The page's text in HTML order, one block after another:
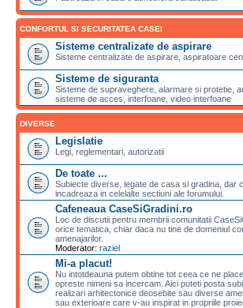
CONFORTUL SI SECURITATEA CASEI
Sisteme centralizate de aspirare
Sisteme centralizate de aspirare, aspiratoare
Sisteme de siguranta
Sisteme de supraveghere, alarmare si protetie,
sisteme de acces, interfoane, video interfoane
DIVERSE
Legislatie
Legi, reglementari, autorizatii
De toate ...
Subiecte diverse, legate de casa si gradina, dar
incadreaza in celelalte sectiuni ale forumului.
Cafeneaua CaseSiGradini.ro
Loc de discutii pentru membrii comunitatii
orice tematica, chiar daca nu tine de domeniul
amenajarilor.
Moderator: raziel
Mi-a placut!
Nu intotdeauna putem obtine tot ceea ce ne
opreste nimeni sa incercam. Aici puteti posta
realizari arhitectonice deosebite sau diverse
sau exterioare care v-au inspirat in propriile